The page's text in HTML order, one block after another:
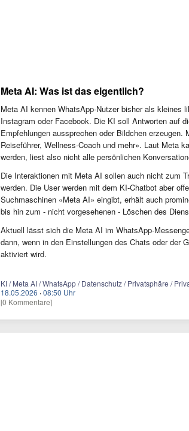
Meta AI: Was ist das eigentlich?
Meta AI kennen WhatsApp-Nutzer bisher als kleines
Instagram oder Facebook. Die KI soll Antworten auf
Empfehlungen aussprechen oder Bildchen
Reiseführer, Wellness-Coach und mehr». Laut Meta
werden, liest also nicht alle persönlichen
Die Interaktionen mit Meta AI sollen auch nicht zum
werden. Die User werden mit dem KI-Chatbot aber
Suchmaschinen «Meta AI» eingibt, erhält auch
bis hin zum - nicht vorgesehenen - Löschen des
Aktuell lässt sich die Meta AI im WhatsApp-
dann, wenn in den Einstellungen des Chats oder der
aktiviert wird.
KI / Meta AI / WhatsApp / Datenschutz / Privatsphäre /
18.05.2026 ·08:50 Uhr
[0 Kommentare]